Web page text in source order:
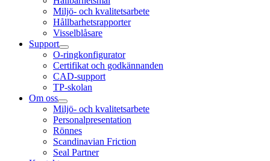
Miljö- och kvalitetsarbete
Hållbarhetsrapporter
Visselblåsare
Support
O-ringkonfigurator
Certifikat och godkännanden
CAD-support
TP-skolan
Om oss
Miljö- och kvalitetsarbete
Personalpresentation
Rönnes
Scandinavian Friction
Seal Partner